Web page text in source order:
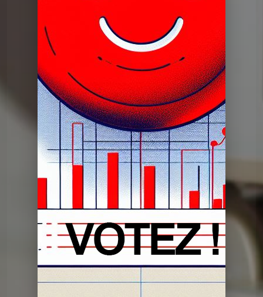
Dans mon tiroir DMT du 28 05 2024
Dans mon tiroir DMT du 14 05 2024
Dans mon tiroir DMT du 30 04 2024
Dans mon tiroir DMT du 16 04 2024
Dans mon tiroir DMT du 02 04 2024
Dans mon tiroir DMT du 19 03 2024